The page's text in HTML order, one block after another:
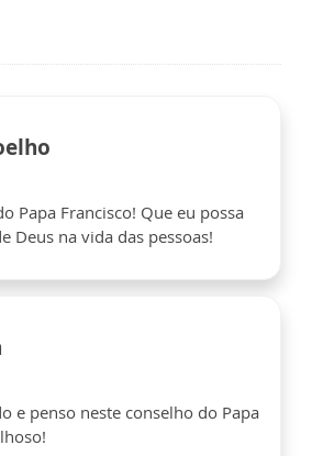
Papa Francisco! Que eu possa
Deus na vida das pessoas!
e penso neste conselho do Papa